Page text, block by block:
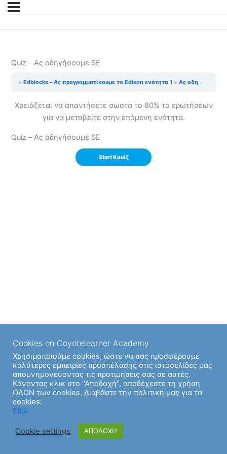
Quiz – Ας οδηγήσουμε SE
Edblocks – Ας προγραμματίσουμε το Edison ενότητα 1 Ας οδηγήσουμε SE
Χρειάζεται να απαντήσετε σωστά το 80% το ερωτήσεων
για να μεταβείτε στην επόμενη ενότητα.
Quiz – Ας οδηγήσουμε SE
Cookies on Coyotelearner Academy
Χρησιμοποιούμε cookies, ώστε να σας προσφέρουμε
καλύτερες εμπειρίες προσπέλασης στις ιστοσελίδες μας
απομνημονεύοντας τις προτιμήσεις σας σε αυτές.
Κάνοντας κλικ στο "Αποδοχή", αποδέχεστε τη χρήση
ΟΛΩΝ των cookies. Διαβάστε την πολιτική μας για τα
cookies:
Εδώ
Cookie settings ΑΠΟΔΟΧΗ